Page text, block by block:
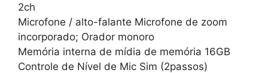
2ch
Microfone / alto-falante Microfone de zoom
incorporado; Orador monoro
Memória interna de mídia de memória 16GB
Controle de Nível de Mic Sim (2passos)